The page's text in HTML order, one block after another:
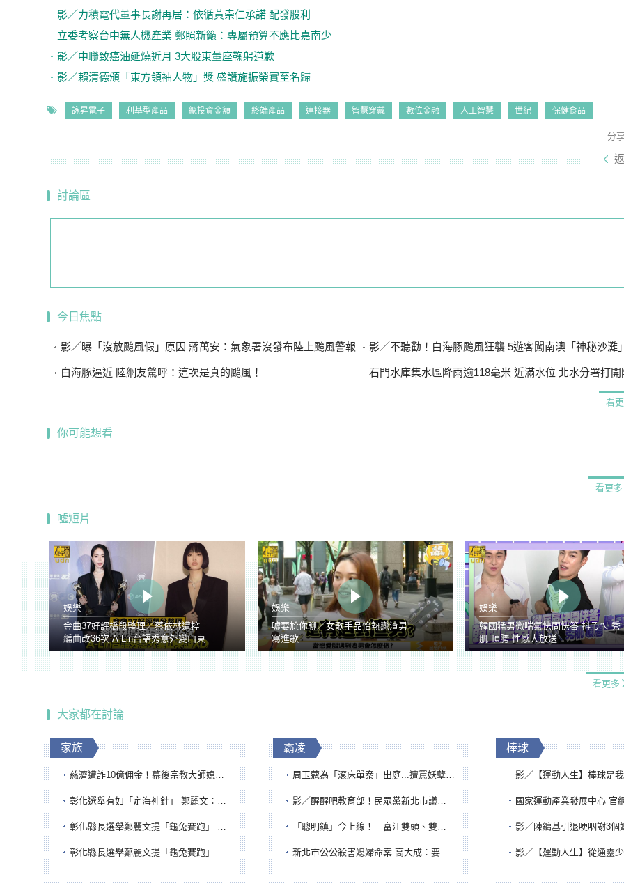
影／力積電代董事長謝再居：依循黃崇仁承諾 配發股利
立委考察台中無人機產業 鄭照新籲：專屬預算不應比嘉南少
影／中聯致癌油延燒近月 3大股東董座鞠躬道歉
影／賴清德頒「東方領袖人物」獎 盛讚施振榮實至名歸
詠昇電子 利基型產品 總投資金額 終端產品 連接器 智慧穿戴 數位金融 人工智慧 世紀 保健食品
分
討論區
今日焦點
影／曝「沒放颱風假」原因 蔣萬安：氣象署沒發布陸上颱風警報 影／不聽勸！白海豚颱風狂襲 5遊客闖南澳「神秘沙灘」最高
白海豚逼近 陸網友驚呼：這次是真的颱風！ 石門水庫集水區降雨逾118毫米 近滿水位 北水分署打開阿姆坪
看
你可能想看
看更多
噓短片
娛樂
金曲37好評橋段整理／蔡依林遭控
編曲改36次 A-Lin台語秀意外變山東
腔
娛樂
噓要尬你聊／女歌手品怡熱戀渣男
寫進歌
娛樂
韓國猛男微喘氣快問快答 抖ㄋㄟ 秀
肌 頂胯 性感大放送
看更多
大家都在討論
家族
慈濟遭詐10億佣金！幕後宗教大師媳婦獲100萬交保...快步奔離不發一語
彰化選舉有如「定海神針」 鄭麗文：傾全黨之力讓彰化贏
彰化縣長選舉鄭麗文提「龜兔賽跑」 綠營、無黨籍忙否認是烏龜
彰化縣長選舉鄭麗文提「龜兔賽跑」 綠營、無黨籍忙否認是烏龜
霸凌
周玉蔻為「滾床單案」出庭...遭罵妖孽下地獄 張淑娟批：舌頭殺人有罪
影／醒醒吧教育部！民眾黨新北市議員參選人提出校園反毒防線升級政見
「聰明鎮」今上線！ 富江雙頭、雙一、人頭氣球全登場
新北市公公殺害媳婦命案 高大成：要害殺多刀顯示怨恨深
棒球
影／【運動人生】棒球是我一生志業！李文傳回嘉義
國家運動產業發展中心 官網與品牌識
影／陳鏞基引退哽咽謝3個媽媽 最大
影／【運動人生】從通靈少女到無任所大使 劉柏君